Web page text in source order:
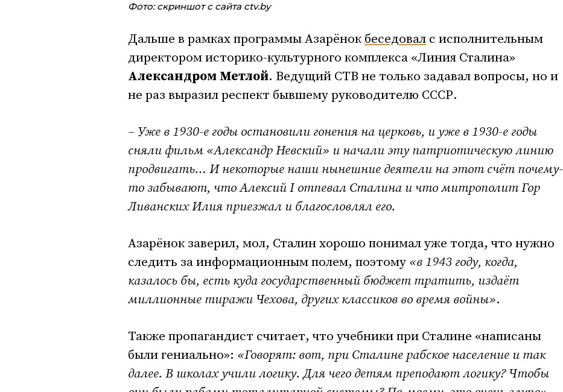
Фото: скриншот с сайта ctv.by
Дальше в рамках программы Азарёнок беседовал с исполнительным
директором историко-культурного комплекса «Линия Сталина»
Александром Метлой. Ведущий СТВ не только задавал вопросы, но и
не раз выразил респект бывшему руководителю СССР.
– Уже в 1930-е годы остановили гонения на церковь, и уже в 1930-е годы
сняли фильм «Александр Невский» и начали эту патриотическую линию
продвигать… И некоторые наши нынешние деятели на этот счёт почему-
то забывают, что Алексий I отпевал Сталина и что митрополит Гор
Ливанских Илия приезжал и благословлял его.
Азарёнок заверил, мол, Сталин хорошо понимал уже тогда, что нужно
следить за информационным полем, поэтому «в 1943 году, когда,
казалось бы, есть куда государственный бюджет тратить, издаёт
миллионные тиражи Чехова, других классиков во время войны».
Также пропагандист считает, что учебники при Сталине «написаны
были гениально»: «Говорят: вот, при Сталине рабское население и так
далее. В школах учили логику. Для чего детям преподают логику? Чтобы